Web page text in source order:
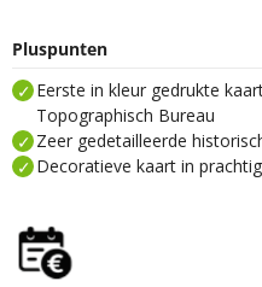
Pluspunten
Eerste in kleur gedrukte
Topographisch Bureau
Zeer gedetailleerde
Decoratieve kaart in